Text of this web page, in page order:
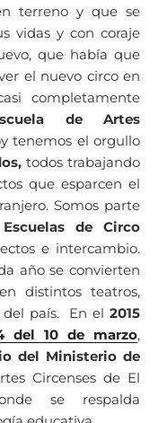
terreno y que se
vidas y con coraje
que había que
el nuevo circo en
completamente
de Artes
tenemos el orgullo
todos trabajando
que esparcen el
Somos parte
de Circo
e intercambio.
año se convierten
distintos teatros,
del país. En el 2015
del 10 de marzo,
del Ministerio de
Circenses de El
se respalda